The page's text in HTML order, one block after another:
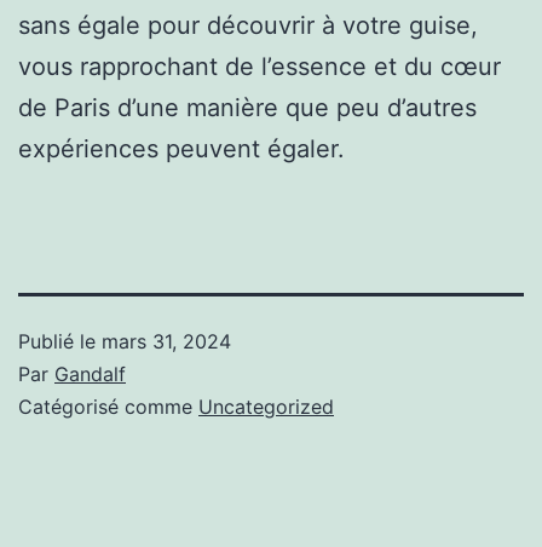
sans égale pour découvrir à votre guise,
vous rapprochant de l’essence et du cœur
de Paris d’une manière que peu d’autres
expériences peuvent égaler.
Publié le mars 31, 2024
Par Gandalf
Catégorisé comme Uncategorized